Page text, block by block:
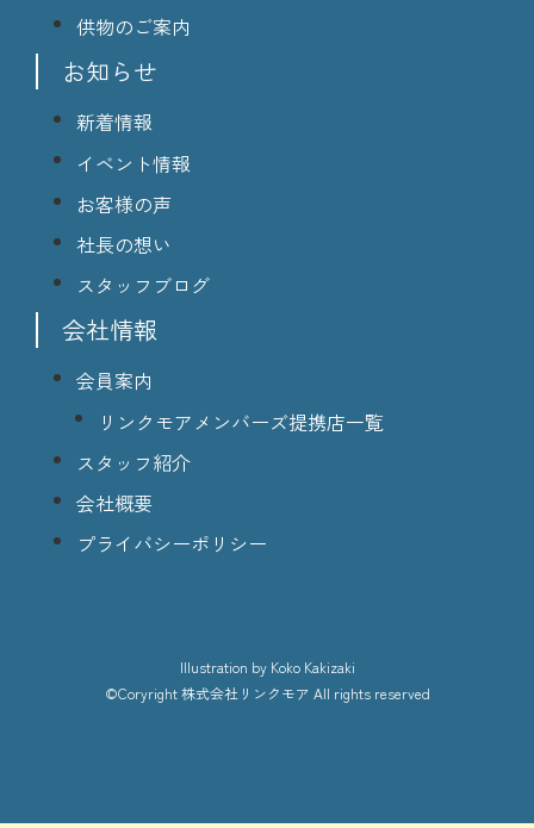
供物のご案内
お知らせ
新着情報
イベント情報
お客様の声
社長の想い
スタッフブログ
会社情報
会員案内
リンクモアメンバーズ提携店一覧
スタッフ紹介
会社概要
プライバシーポリシー
lllustration by Koko Kakizaki
©Coryright 株式会社リンクモア All rights reserved